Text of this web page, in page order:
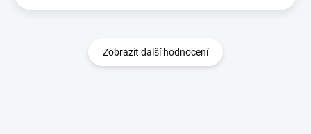
Zobrazit další hodnocení